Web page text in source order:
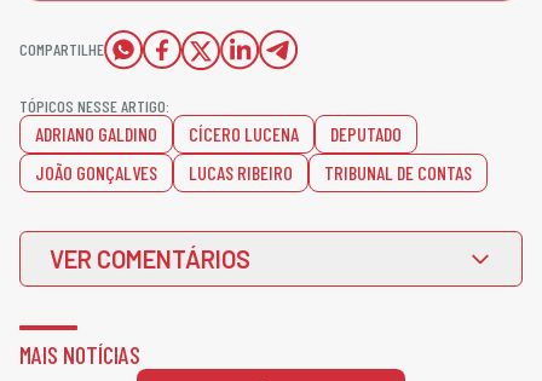
COMPARTILHE
TÓPICOS NESSE ARTIGO:
ADRIANO GALDINO CÍCERO LUCENA
DEPUTADO
JOÃO GONÇALVES
LUCAS RIBEIRO TRIBUNAL DE CONTAS
VER COMENTÁRIOS
MAIS NOTÍCIAS